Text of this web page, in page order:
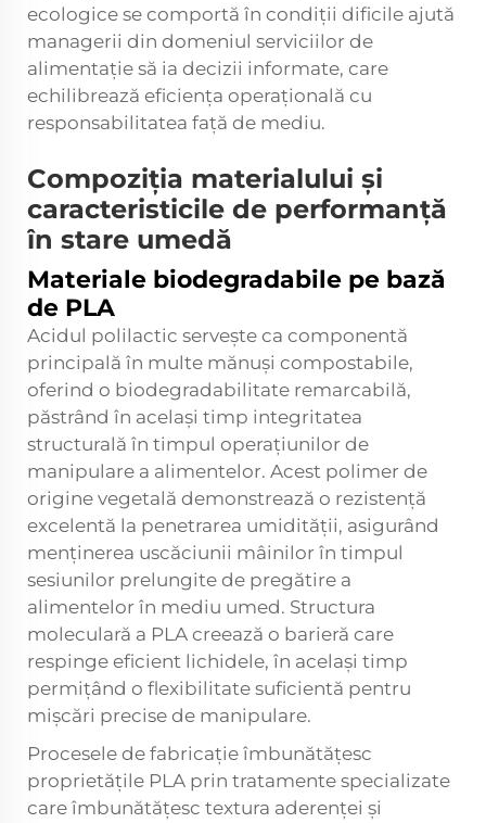
ecologice se comportă în condiții dificile ajută
managerii din domeniul serviciilor de
alimentație să ia decizii informate, care
echilibrează eficiența operațională cu
responsabilitatea față de mediu.
Compoziția materialului și
caracteristicile de performanță
în stare umedă
Materiale biodegradabile pe bază
de PLA
Acidul polilactic servește ca componentă
principală în multe mănuși compostabile,
oferind o biodegradabilitate remarcabilă,
păstrând în același timp integritatea
structurală în timpul operațiunilor de
manipulare a alimentelor. Acest polimer de
origine vegetală demonstrează o rezistență
excelentă la penetrarea umidității, asigurând
menținerea uscăciunii mâinilor în timpul
sesiunilor prelungite de pregătire a
alimentelor în mediu umed. Structura
moleculară a PLA creează o barieră care
respinge eficient lichidele, în același timp
permițând o flexibilitate suficientă pentru
mișcări precise de manipulare.
Procesele de fabricație îmbunătățesc
proprietățile PLA prin tratamente specializate
care îmbunătățesc textura aderenței și